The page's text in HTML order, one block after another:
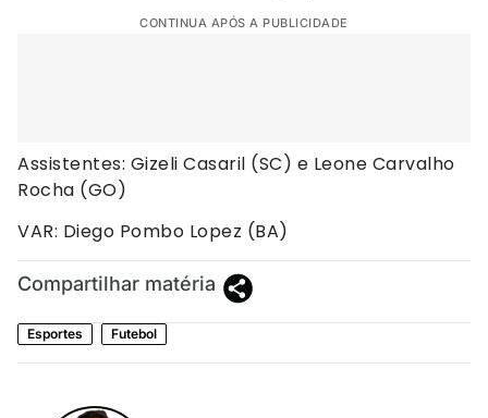
CONTINUA APÓS A PUBLICIDADE
Assistentes: Gizeli Casaril (SC) e Leone Carvalho
Rocha (GO)
VAR: Diego Pombo Lopez (BA)
Compartilhar matéria
Esportes Futebol